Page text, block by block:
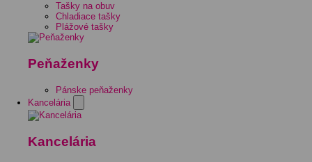
Tašky na obuv
Chladiace tašky
Plážové tašky
Peňaženky
Pánske peňaženky
Kancelária
Kancelária